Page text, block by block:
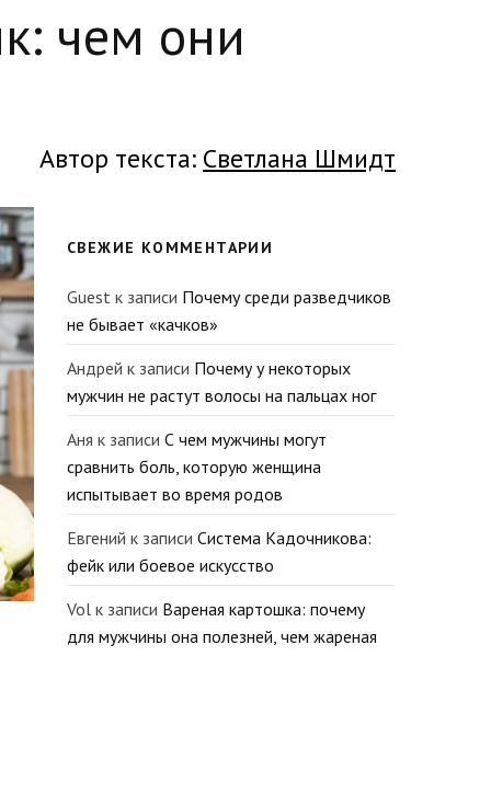
чем они
Автор текста: Светлана Шмидт
СВЕЖИЕ КОММЕНТАРИИ
Guest к записи Почему среди разведчиков
не бывает «качков»
Андрей к записи Почему у некоторых
мужчин не растут волосы на пальцах ног
Аня к записи С чем мужчины могут
сравнить боль, которую женщина
испытывает во время родов
Евгений к записи Система Кадочникова:
фейк или боевое искусство
Vol к записи Вареная картошка: почему
для мужчины она полезней, чем жареная